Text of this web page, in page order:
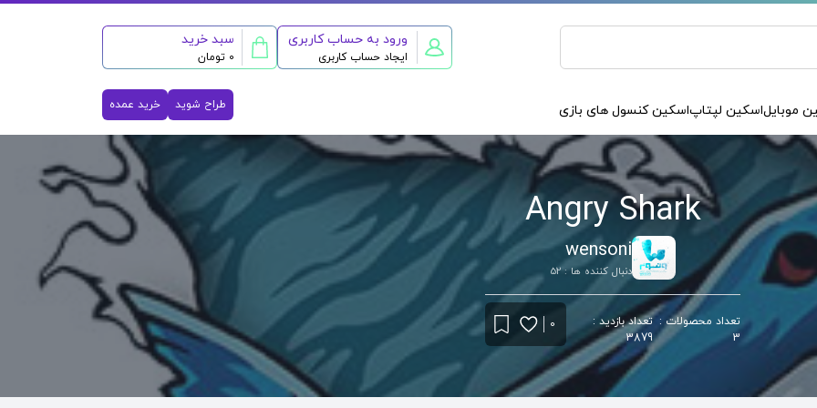
ورود به حساب کاربری
ایجاد حساب کاربری
سبد خرید
0 تومان
موبایلاسکین لپتاپاسکین کنسول های بازی طراح شوید خرید عمده
Angry Shark
wensoni
دنبال کننده ها : 52
تعداد محصولات :
3
تعداد بازدید :
3879
0